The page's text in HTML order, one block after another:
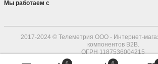
Мы работаем с
2017-2024 © Телеметрия ООО - Интернет-
компонентов B2B.
ОГРН 1187536004215